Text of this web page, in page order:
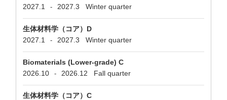
2027.1
- 2027.3 Winter quarter
生体材料学（コア）D
2027.1
- 2027.3 Winter quarter
Biomaterials (Lower-grade) C
2026.10
- 2026.12 Fall quarter
生体材料学（コア）C